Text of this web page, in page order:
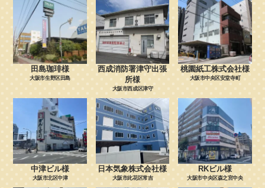
田島珈琲様
大阪市生野区田島
西成消防署津守出張
所様
大阪市西成区津守
桃園紙工株式会社様
大阪市中央区安堂寺町
中津ビル様
大阪市北区中津
日本気象株式会社様
大阪市此花区常吉
RKビル様
大阪市中央区森之宮中央